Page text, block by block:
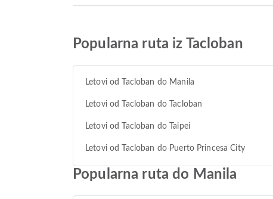
Popularna ruta iz Tacloban
Letovi od Tacloban do Manila
Letovi od Tacloban do Tacloban
Letovi od Tacloban do Taipei
Letovi od Tacloban do Puerto Princesa City
Popularna ruta do Manila